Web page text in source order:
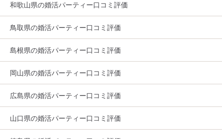
和歌山県の婚活パーティー口コミ評価
鳥取県の婚活パーティー口コミ評価
島根県の婚活パーティー口コミ評価
岡山県の婚活パーティー口コミ評価
広島県の婚活パーティー口コミ評価
山口県の婚活パーティー口コミ評価